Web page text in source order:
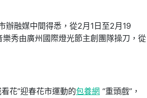
辦融媒中間得悉，從2月1日至2月19
秀由廣州國際燈光節主創團隊操刀，從
花”迎春花市運動的包養網 “重頭戲”，